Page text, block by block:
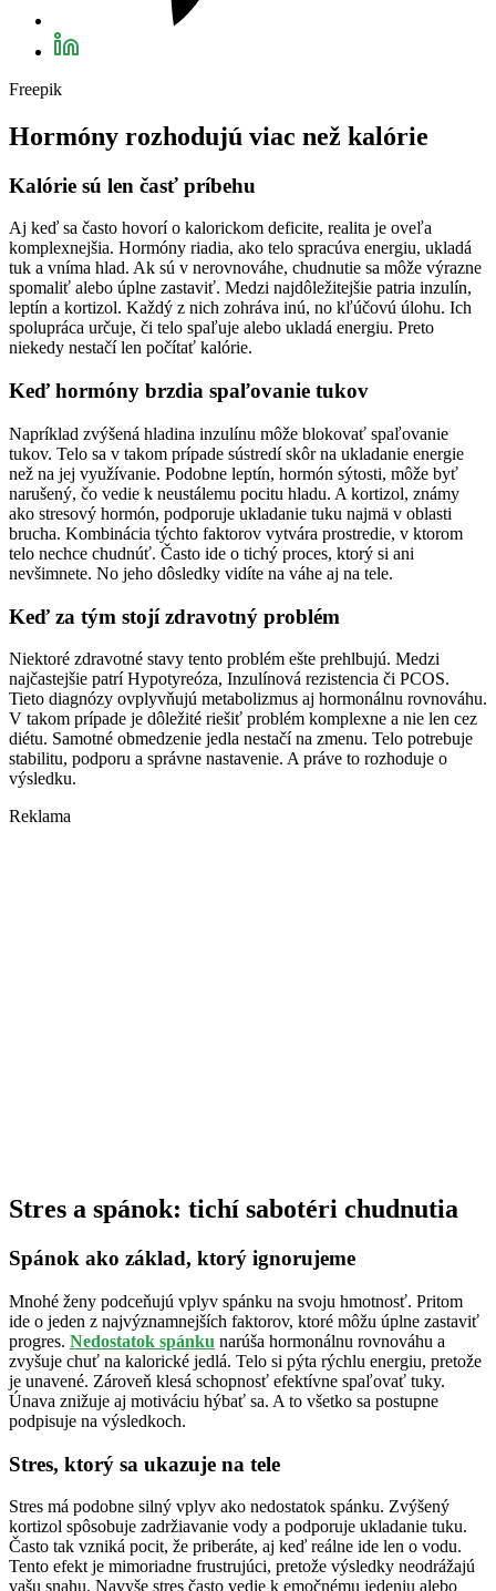
Freepik
Hormóny rozhodujú viac než kalórie
Kalórie sú len časť príbehu
Aj keď sa často hovorí o kalorickom deficite, realita je oveľa
komplexnejšia. Hormóny riadia, ako telo spracúva energiu, ukladá
tuk a vníma hlad. Ak sú v nerovnováhe, chudnutie sa môže výrazne
spomaliť alebo úplne zastaviť. Medzi najdôležitejšie patria inzulín,
leptín a kortizol. Každý z nich zohráva inú, no kľúčovú úlohu. Ich
spolupráca určuje, či telo spaľuje alebo ukladá energiu. Preto
niekedy nestačí len počítať kalórie.
Keď hormóny brzdia spaľovanie tukov
Napríklad zvýšená hladina inzulínu môže blokovať spaľovanie
tukov. Telo sa v takom prípade sústredí skôr na ukladanie energie
než na jej využívanie. Podobne leptín, hormón sýtosti, môže byť
narušený, čo vedie k neustálemu pocitu hladu. A kortizol, známy
ako stresový hormón, podporuje ukladanie tuku najmä v oblasti
brucha. Kombinácia týchto faktorov vytvára prostredie, v ktorom
telo nechce chudnúť. Často ide o tichý proces, ktorý si ani
nevšimnete. No jeho dôsledky vidíte na váhe aj na tele.
Keď za tým stojí zdravotný problém
Niektoré zdravotné stavy tento problém ešte prehlbujú. Medzi
najčastejšie patrí Hypotyreóza, Inzulínová rezistencia či PCOS.
Tieto diagnózy ovplyvňujú metabolizmus aj hormonálnu rovnováhu.
V takom prípade je dôležité riešiť problém komplexne a nie len cez
diétu. Samotné obmedzenie jedla nestačí na zmenu. Telo potrebuje
stabilitu, podporu a správne nastavenie. A práve to rozhoduje o
výsledku.
Reklama
Stres a spánok: tichí sabotéri chudnutia
Spánok ako základ, ktorý ignorujeme
Mnohé ženy podceňujú vplyv spánku na svoju hmotnosť. Pritom
ide o jeden z najvýznamnejších faktorov, ktoré môžu úplne zastaviť
progres. Nedostatok spánku narúša hormonálnu rovnováhu a
zvyšuje chuť na kalorické jedlá. Telo si pýta rýchlu energiu, pretože
je unavené. Zároveň klesá schopnosť efektívne spaľovať tuky.
Únava znižuje aj motiváciu hýbať sa. A to všetko sa postupne
podpisuje na výsledkoch.
Stres, ktorý sa ukazuje na tele
Stres má podobne silný vplyv ako nedostatok spánku. Zvýšený
kortizol spôsobuje zadržiavanie vody a podporuje ukladanie tuku.
Často tak vzniká pocit, že priberáte, aj keď reálne ide len o vodu.
Tento efekt je mimoriadne frustrujúci, pretože výsledky neodrážajú
vašu snahu. Navyše stres často vedie k emočnému jedeniu alebo